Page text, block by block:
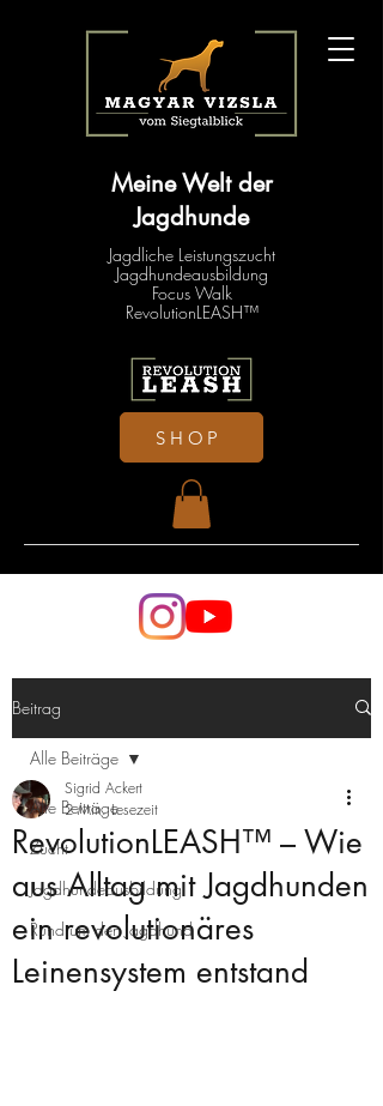
Meine Welt der
Jagdhunde
Jagdliche Leistungszucht
Jagdhundeausbildung
Focus Walk
RevolutionLEASH™
SHOP
Beitrag
Alle Beiträge
Zucht
Jagdhundeausbildung
Rund um den Jagdhund
Alle Beiträge
RevolutionLEASH™ – Wie
aus Alltag mit Jagdhunden
ein revolutionäres
Leinensystem entstand
Sigrid Ackert
2 Min. Lesezeit